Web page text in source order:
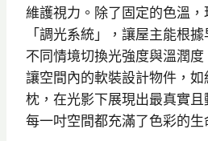
維護視力。除了固定的色溫，
「調光系統」，讓屋主能根
不同情境切換光強度與溫潤
讓空間內的軟裝設計物件，
枕，在光影下展現出最真實
每一吋空間都充滿了色彩的生